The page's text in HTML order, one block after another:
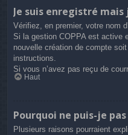
Je suis enregistré
Vérifiez, en premier, votre nom
Si la gestion COPPA est active
nouvelle création de compte
instructions.
Si vous n’avez pas reçu de
Haut
Pourquoi ne puis-je
Plusieurs raisons pourraient